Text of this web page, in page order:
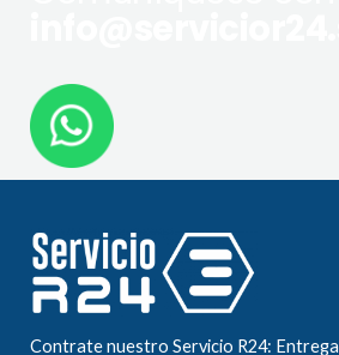
Contrate nuestro Servicio R24: Entrega